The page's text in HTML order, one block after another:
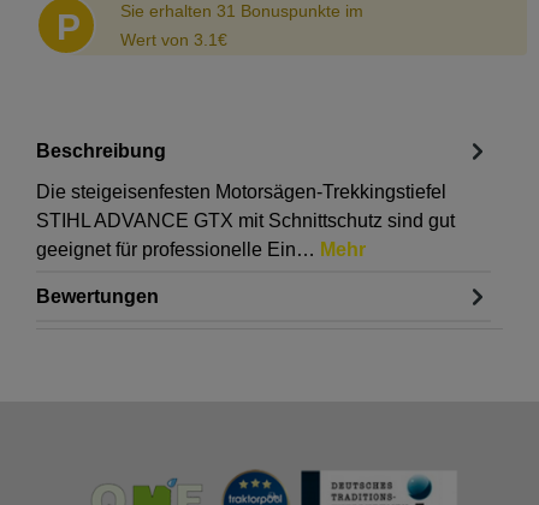
P
Sie erhalten 31 Bonuspunkte im
Wert von 3.1€
Beschreibung
Die steigeisenfesten Motorsägen-Trekkingstiefel
STIHL ADVANCE GTX mit Schnittschutz sind gut
geeignet für professionelle Ein… Mehr
Bewertungen